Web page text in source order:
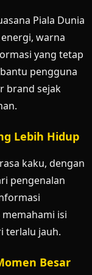
Piala Dunia
warna
yang tetap
pengguna
brand sejak
Lebih Hidup
kaku, dengan
pengenalan
isi
terlalu jauh.
Besar